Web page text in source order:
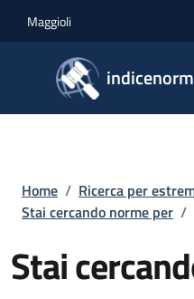
Maggioli
Briciole di
Home / Ricerca per
Stai cercando norme per /
Stai